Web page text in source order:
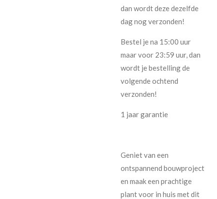
dan wordt deze dezelfde
dag nog verzonden!
Bestel je na 15:00 uur
maar voor 23:59 uur, dan
wordt je bestelling de
volgende ochtend
verzonden!
1 jaar garantie
Geniet van een
ontspannend bouwproject
en maak een prachtige
plant voor in huis met dit